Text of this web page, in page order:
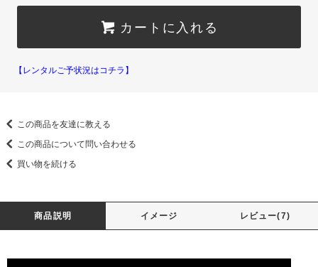
カートに入れる
【レンタルご予状況はコチラ】
この商品を友達に教える
この商品について問い合わせる
買い物を続ける
商品説明 イメージ レビュー(7)